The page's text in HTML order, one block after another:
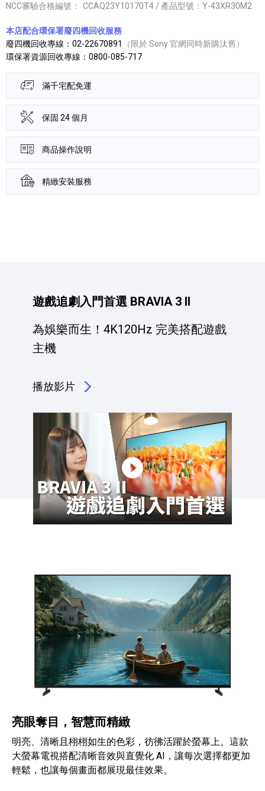
NCC審驗合格編號：
CCAQ23Y10170T4 / 產品型號：Y-43XR30M2
本店配合環保署廢四機回收服務
廢四機回收專線：02-22670891
（限於 Sony 官網同時新購汰舊）
環保署資源回收專線：0800-085-717
滿千宅配免運
保固 24 個月
商品操作說明
精緻安裝服務
遊戲追劇入門首選 BRAVIA 3 II
為娛樂而生！4K120Hz 完美搭配遊戲
主機
播放影片
點擊播放：遊戲追劇入門首選 BRAVIA 3 II
亮眼奪目，智慧而精緻
明亮、清晰且栩栩如生的色彩，彷彿活躍於螢幕上。這款
大螢幕電視搭配清晰音效與直覺化 AI，讓每次選擇都更加
輕鬆，也讓每個畫面都展現最佳效果。